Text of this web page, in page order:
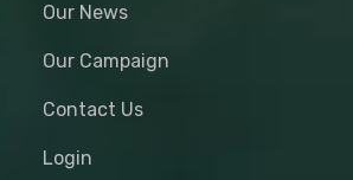
Our News
Our Campaign
Contact Us
Login